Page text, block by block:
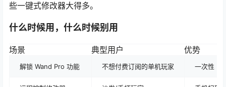
些一键式修改器大得多。
什么时候用，什么时候别用
场景 典型用户 优势
解锁 Wand Pro 功能 不想付费订阅的单机玩家 一次性